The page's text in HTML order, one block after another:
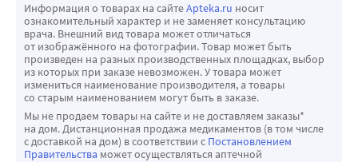
Информация о товарах на сайтеApteka.ru носит
ознакомительный характер и не заменяет консультацию
врача. Внешний вид товара может отличаться
от изображённого на фотографии. Товар может быть
произведен на разных производственных площадках, выбор
из которых при заказе невозможен. У товара может
измениться наименование производителя, а товары
со старым наименованием могут быть в заказе.
Мы не продаем товары на сайте и не доставляем заказы*
на дом. Дистанционная продажа медикаментов (в том числе
с доставкой на дом) в соответствии с Постановлением
Правительства может осуществляться аптечной